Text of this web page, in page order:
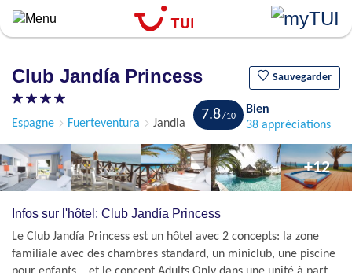
Aller
principal
Club Jandía Princess Sauvegarder
Espagne Fuerteventura Jandia
7.8
Bien
38 appréciations
+12
Infos sur l'hôtel: Club Jandía Princess
Le Club Jandía Princess est un hôtel avec 2 concepts: la zone
familiale avec des chambres standard, un miniclub, une piscine